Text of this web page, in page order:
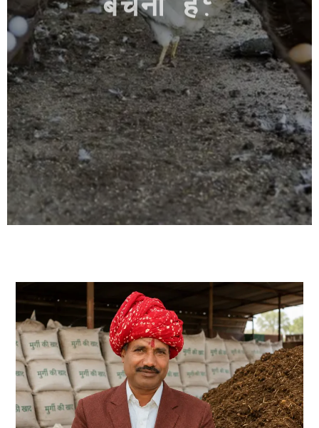
बेचनी है?
पिछले 25 वर्षों से मुर्गी की खाद एवं ऊन की खरीद, परिवहन और
सप्लाई का कार्य कर रहा है। हम उचित मूल्य, तेज सेवा और
विश्वसनीय व्यापार के लिए जाने जाते हैं।
WhatsApp Now